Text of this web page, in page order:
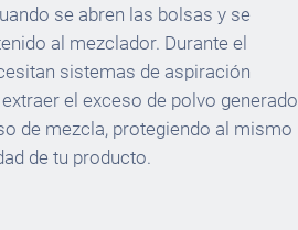
se abren las bolsas y se
al mezclador. Durante el
sistemas de aspiración
el exceso de polvo generado
de mezcla, protegiendo al mismo
de tu producto.